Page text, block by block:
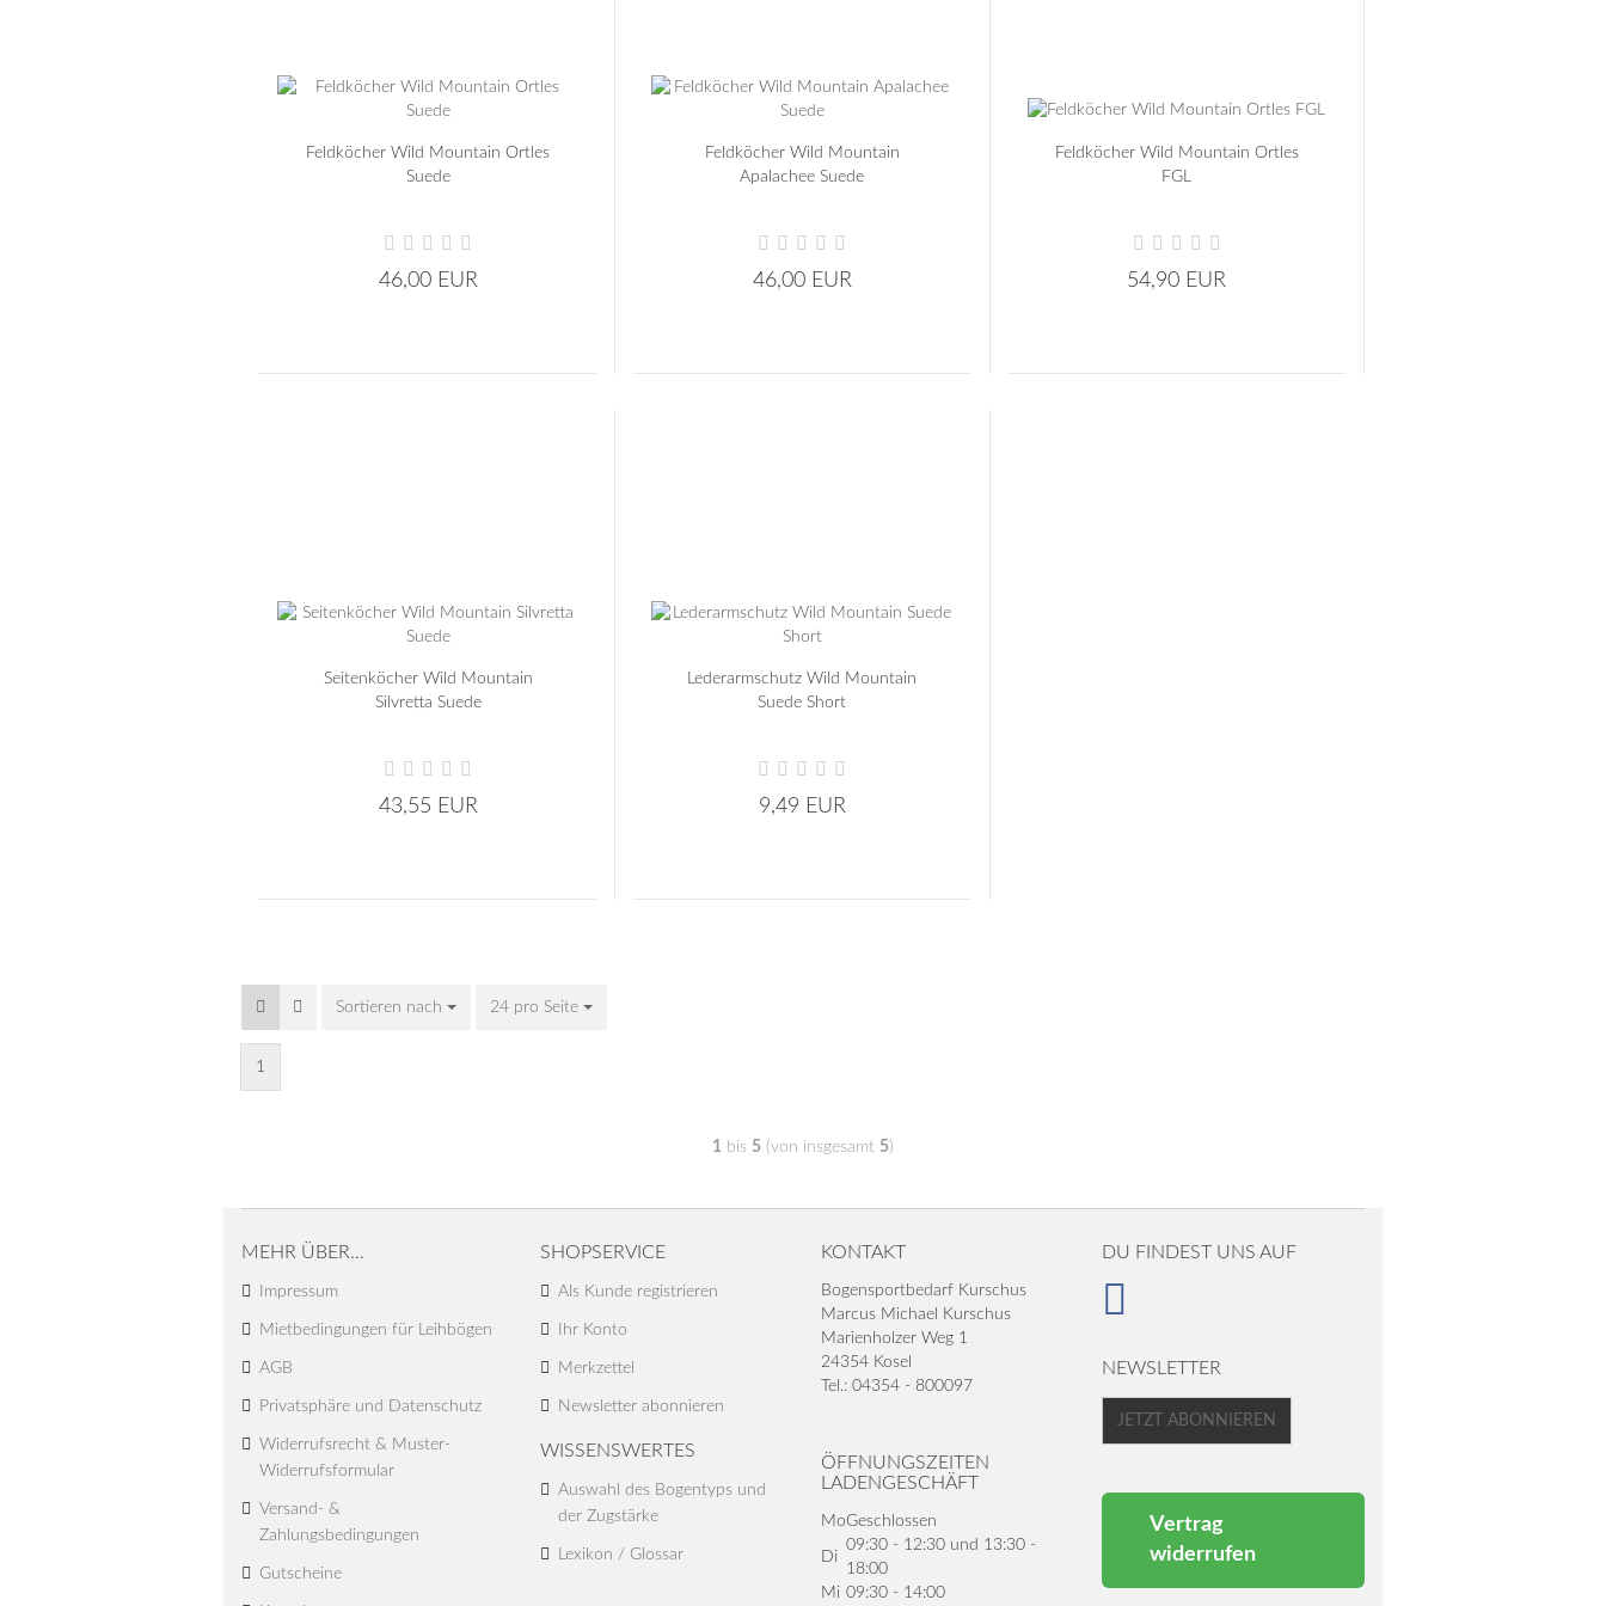
Befiederungsgeräte
Feldköcher Wild Mountain Ortles
Suede
46,00 EUR
Feldköcher Wild Mountain
Apalachee Suede
46,00 EUR
Feldköcher Wild Mountain Ortles
FGL
54,90 EUR
Seitenköcher Wild Mountain
Silvretta Suede
43,55 EUR
Lederarmschutz Wild Mountain
Suede Short
9,49 EUR
Sortieren nach 24 pro Seite
1
1 bis 5 (von insgesamt 5)
MEHR ÜBER...
Impressum
Mietbedingungen für Leihbögen
AGB
Privatsphäre und Datenschutz
Widerrufsrecht & Muster-
Widerrufsformular
Versand- &
Zahlungsbedingungen
Gutscheine
SHOPSERVICE
Als Kunde registrieren
Ihr Konto
Merkzettel
Newsletter abonnieren
WISSENSWERTES
Auswahl des Bogentyps und
der Zugstärke
Lexikon / Glossar
KONTAKT
Bogensportbedarf Kurschus
Marcus Michael Kurschus
Marienholzer Weg 1
24354 Kosel
Tel.: 04354 - 800097
ÖFFNUNGSZEITEN
LADENGESCHÄFT
MoGeschlossen
Di
09:30 - 12:30 und 13:30 -
18:00
Mi 09:30 - 14:00
DU FINDEST UNS AUF
NEWSLETTER
JETZT ABONNIEREN
Vertrag
widerrufen